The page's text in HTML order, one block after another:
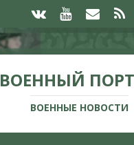
ВОЕННЫЙ
ВОЕННЫЕ НОВОСТИ